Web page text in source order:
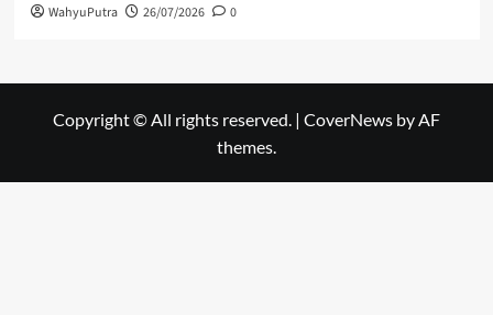
WahyuPutra 26/07/2026 0
Copyright © All rights reserved. | CoverNews by AF
themes.